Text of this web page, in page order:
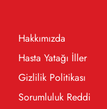
Hakkımızda
Hasta Yatağı İller
Gizlilik Politikası
Sorumluluk Reddi